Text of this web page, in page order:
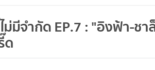
ม่มีจำกัด EP.7 : "อิงฟ้า-ช
ด